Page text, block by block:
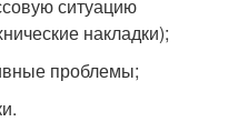
ситуацию
накладки);
проблемы;